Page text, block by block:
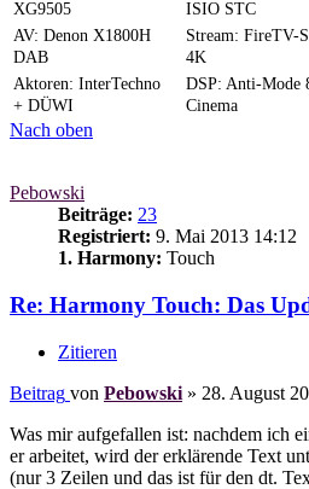
XG9505 ISIO STC
AV: Denon X1800H
DAB
Stream: FireTV-
4K
Aktoren: InterTechno
+ DÜWI
DSP: Anti-Mode
Cinema
Nach oben
Pebowski
Beiträge: 23
Registriert: 9. Mai 2013 14:12
1. Harmony: Touch
Re: Harmony Touch: Das
Zitieren
Beitrag von Pebowski » 28. August
Was mir aufgefallen ist: nachdem ich
er arbeitet, wird der erklärende Text
(nur 3 Zeilen und das ist für den dt.